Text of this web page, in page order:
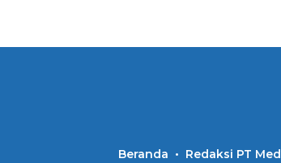
Beranda Redaksi PT